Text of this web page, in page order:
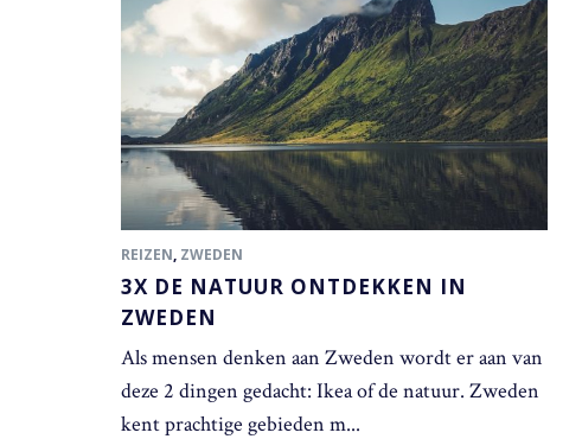
REIZEN, ZWEDEN
3X DE NATUUR ONTDEKKEN IN
ZWEDEN
Als mensen denken aan Zweden wordt er aan van
deze 2 dingen gedacht: Ikea of de natuur. Zweden
kent prachtige gebieden m...